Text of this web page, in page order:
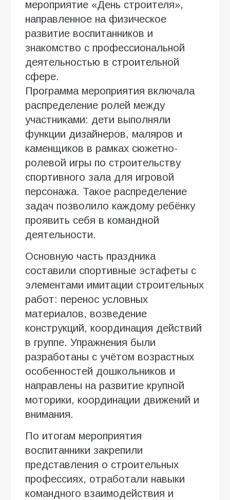
мероприятие «День строителя»,
направленное на физическое
развитие воспитанников и
знакомство с профессиональной
деятельностью в строительной
сфере.
Программа мероприятия включала
распределение ролей между
участниками: дети выполняли
функции дизайнеров, маляров и
каменщиков в рамках сюжетно-
ролевой игры по строительству
спортивного зала для игровой
персонажа. Такое распределение
задач позволило каждому ребёнку
проявить себя в командной
деятельности.
Основную часть праздника
составили спортивные эстафеты с
элементами имитации строительных
работ: перенос условных
материалов, возведение
конструкций, координация действий
в группе. Упражнения были
разработаны с учётом возрастных
особенностей дошкольников и
направлены на развитие крупной
моторики, координации движений и
внимания.
По итогам мероприятия
воспитанники закрепили
представления о строительных
профессиях, отработали навыки
командного взаимодействия и